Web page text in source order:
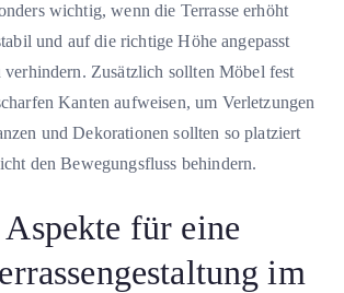
wichtig, wenn die Terrasse erhöht
und auf die richtige Höhe angepasst
verhindern. Zusätzlich sollten Möbel fest
Kanten aufweisen, um Verletzungen
und Dekorationen sollten so platziert
den Bewegungsfluss behindern.
für eine
im